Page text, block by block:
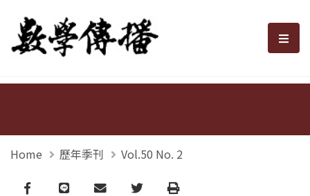
數學傳播 選
Home 歷年季刊 Vol.50 No. 2
Facebook
line email TwitterPrint